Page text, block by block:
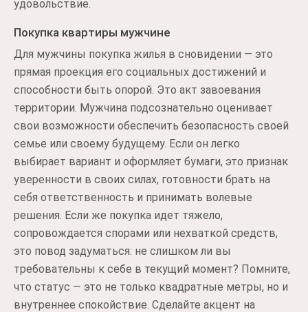
удовольствие.
Покупка квартиры мужчине
Для мужчины покупка жилья в сновидении — это
прямая проекция его социальных достижений и
способности быть опорой. Это акт завоевания
территории. Мужчина подсознательно оценивает
свои возможности обеспечить безопасность своей
семье или своему будущему. Если он легко
выбирает вариант и оформляет бумаги, это признак
уверенности в своих силах, готовности брать на
себя ответственность и принимать волевые
решения. Если же покупка идет тяжело,
сопровождается спорами или нехваткой средств,
это повод задуматься: не слишком ли вы
требовательны к себе в текущий момент? Помните,
что статус — это не только квадратные метры, но и
внутреннее спокойствие. Сделайте акцент на